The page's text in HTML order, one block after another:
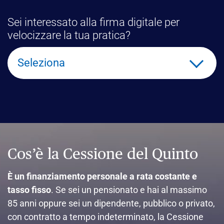
Sei interessato alla firma digitale per
velocizzare la tua pratica?
Seleziona
Cos’è la Cessione del Quinto
È un finanziamento personale a rata costante e
tasso fisso. Se sei un pensionato e hai al massimo
85 anni oppure sei un dipendente, pubblico o privato,
con contratto a tempo indeterminato, la Cessione